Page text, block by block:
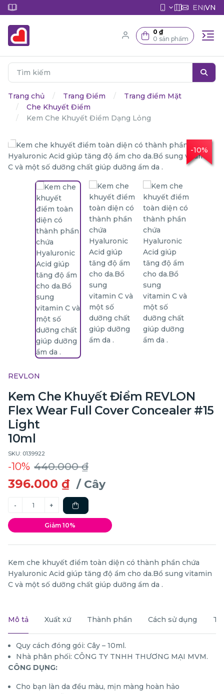
EN|VN
0 ₫
0 sản phẩm
Trang chủ Trang Điểm
Trang điểm Mặt
Che Khuyết Điểm
Kem Che Khuyết Điểm Dạng Lỏng
-10%
REVLON
Kem Che Khuyết Điểm REVLON
Flex Wear Full Cover Concealer #15
Light
10ml
SKU: 0139922
-10% 440.000 ₫
396.000 ₫ / Cây
Giảm 10%
Kem che khuyết điểm toàn diện có thành phần chứa
Hyaluronic Acid giúp tăng độ ẩm cho da.Bổ sung vitamin
C và một số dưỡng chất giúp dưỡng ẩm da .
Mô tả Xuất xứ Thành phần Cách sử dụng
Quy cách đóng gói: Cây – 10ml.
Nhà phân phối: CÔNG TY TNHH THƯƠNG MẠI MVM.
CÔNG DỤNG:
Cho bạn làn da đều màu, mịn màng hoàn hảo